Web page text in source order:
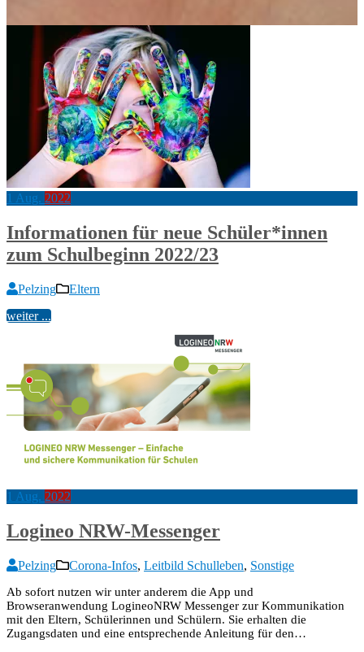
1 Aug. 2022
Informationen für neue Schüler*innen
zum Schulbeginn 2022/23
Pelzing
Eltern
weiter ...
1 Aug. 2022
Logineo NRW-Messenger
Pelzing Corona-Infos, Leitbild Schulleben, Sonstige
Ab sofort nutzen wir unter anderem die App und
Browseranwendung LogineoNRW Messenger zur Kommunikation
mit den Eltern, Schülerinnen und Schülern. Sie erhalten die
Zugangsdaten und eine entsprechende Anleitung für den…